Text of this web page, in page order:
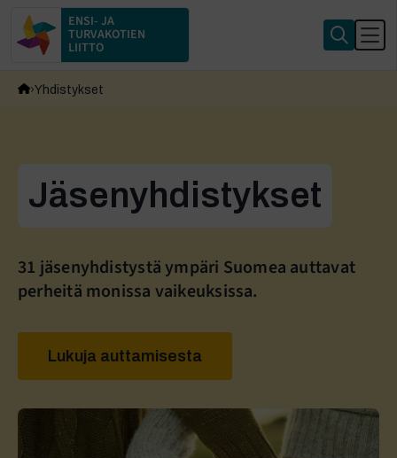
ENSI- JA
TURVAKOTIEN
LIITTO
Yhdistykset
Jäsenyhdistykset
31 jäsenyhdistystä ympäri Suomea auttavat
perheitä monissa vaikeuksissa.
Lukuja auttamisesta